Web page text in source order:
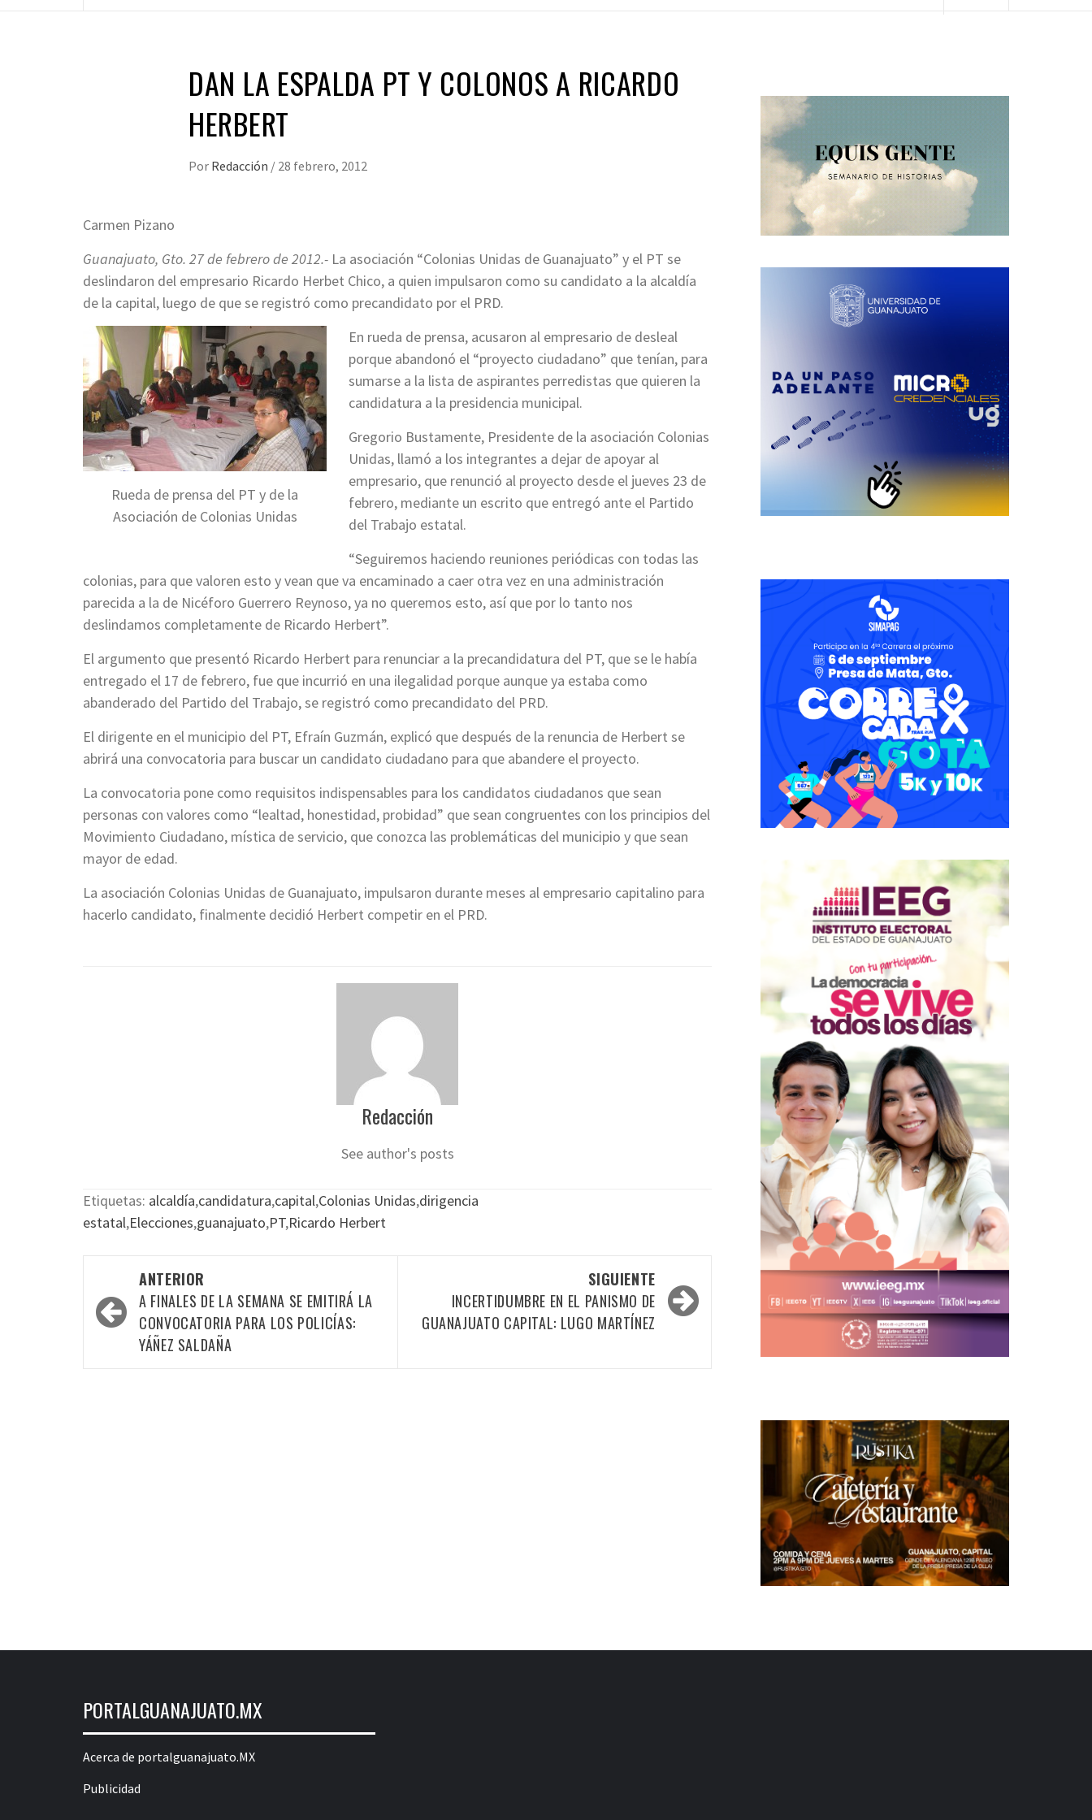
DAN LA ESPALDA PT Y COLONOS A RICARDO
HERBERT
Por Redacción / 28 febrero, 2012
Carmen Pizano
Guanajuato, Gto. 27 de febrero de 2012.- La asociación “Colonias Unidas de Guanajuato” y el PT se
deslindaron del empresario Ricardo Herbet Chico, a quien impulsaron como su candidato a la alcaldía
de la capital, luego de que se registró como precandidato por el PRD.
Rueda de prensa del PT y de la
Asociación de Colonias Unidas
En rueda de prensa, acusaron al empresario de desleal
porque abandonó el “proyecto ciudadano” que tenían, para
sumarse a la lista de aspirantes perredistas que quieren la
candidatura a la presidencia municipal.
Gregorio Bustamente, Presidente de la asociación Colonias
Unidas, llamó a los integrantes a dejar de apoyar al
empresario, que renunció al proyecto desde el jueves 23 de
febrero, mediante un escrito que entregó ante el Partido
del Trabajo estatal.
“Seguiremos haciendo reuniones periódicas con todas las
colonias, para que valoren esto y vean que va encaminado a caer otra vez en una administración
parecida a la de Nicéforo Guerrero Reynoso, ya no queremos esto, así que por lo tanto nos
deslindamos completamente de Ricardo Herbert”.
El argumento que presentó Ricardo Herbert para renunciar a la precandidatura del PT, que se le había
entregado el 17 de febrero, fue que incurrió en una ilegalidad porque aunque ya estaba como
abanderado del Partido del Trabajo, se registró como precandidato del PRD.
El dirigente en el municipio del PT, Efraín Guzmán, explicó que después de la renuncia de Herbert se
abrirá una convocatoria para buscar un candidato ciudadano para que abandere el proyecto.
La convocatoria pone como requisitos indispensables para los candidatos ciudadanos que sean
personas con valores como “lealtad, honestidad, probidad” que sean congruentes con los principios del
Movimiento Ciudadano, mística de servicio, que conozca las problemáticas del municipio y que sean
mayor de edad.
La asociación Colonias Unidas de Guanajuato, impulsaron durante meses al empresario capitalino para
hacerlo candidato, finalmente decidió Herbert competir en el PRD.
Redacción
See author's posts
Etiquetas: alcaldía,candidatura,capital,Colonias Unidas,dirigencia
estatal,Elecciones,guanajuato,PT,Ricardo Herbert
Navegación
por
las
entradas
ANTERIOR
A FINALES DE LA SEMANA SE EMITIRÁ LA
CONVOCATORIA PARA LOS POLICÍAS:
YÁÑEZ SALDAÑA
SIGUIENTE
INCERTIDUMBRE EN EL PANISMO DE
GUANAJUATO CAPITAL: LUGO MARTÍNEZ
PORTALGUANAJUATO.MX
Acerca de portalguanajuato.MX
Publicidad